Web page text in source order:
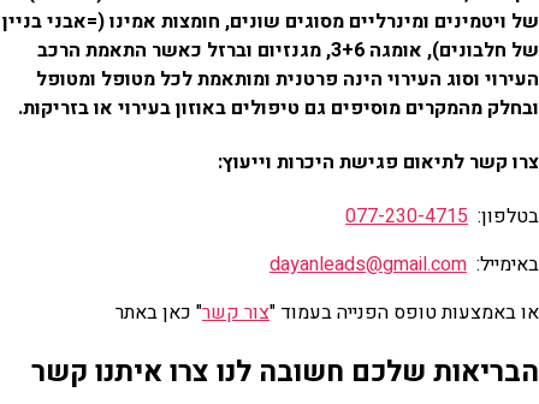
של ויטמינים ומינרליים מסוגים שונים, חומצות אמינו (=אבני בניין
של חלבונים), אומגה 3+6, מגנזיום וברזל כאשר התאמת הרכב
העירוי וסוג העירוי הינה פרטנית ומותאמת לכל מטופל ומטופל
ובחלק מהמקרים מוסיפים גם טיפולים באוזון בעירוי או בזריקות.
צרו קשר לתיאום פגישת היכרות וייעוץ:
בטלפון: 077-230-4715
באימייל: dayanleads@gmail.com
או באמצעות טופס הפנייה בעמוד "צור קשר" כאן באתר
הבריאות שלכם חשובה לנו צרו איתנו קשר